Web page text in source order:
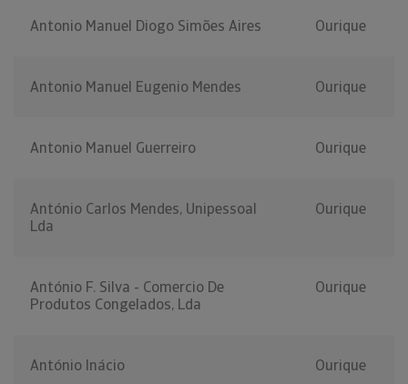
Antonio Manuel Diogo Simões Aires Ourique
Antonio Manuel Eugenio Mendes Ourique
Antonio Manuel Guerreiro Ourique
António Carlos Mendes, Unipessoal
Lda
Ourique
António F. Silva - Comercio De
Produtos Congelados, Lda
Ourique
António Inácio Ourique